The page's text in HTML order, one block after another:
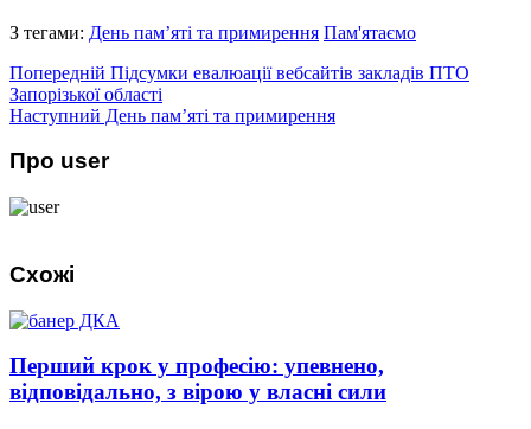
З тегами: День пам’яті та примирення Пам'ятаємо
Попередній Підсумки евалюації вебсайтів закладів ПТО
Запорізької області
Наступний День пам’яті та примирення
Про user
Схожі
Перший крок у професію: упевнено,
відповідально, з вірою у власні сили